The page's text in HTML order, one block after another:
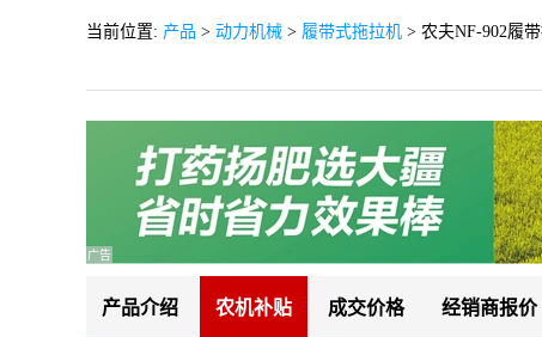
当前位置: 产品 > 动力机械 > 履带式拖拉机 > 农夫NF-902履
广告
产品介绍 农机补贴 成交价格 经销商报价